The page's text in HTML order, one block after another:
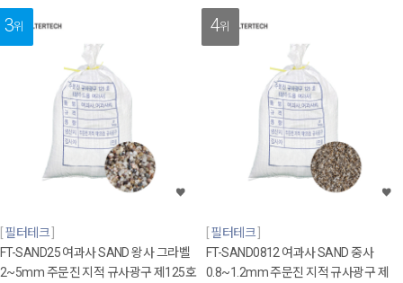
3위
필터테크
FT-SAND25 여과사 SAND 왕사 그라벨
2~5mm 주문진 지적 규사광구 제125호
4위
필터테크
FT-SAND0812 여과사 SAND 중사
0.8~1.2mm 주문진 지적 규사광구 제